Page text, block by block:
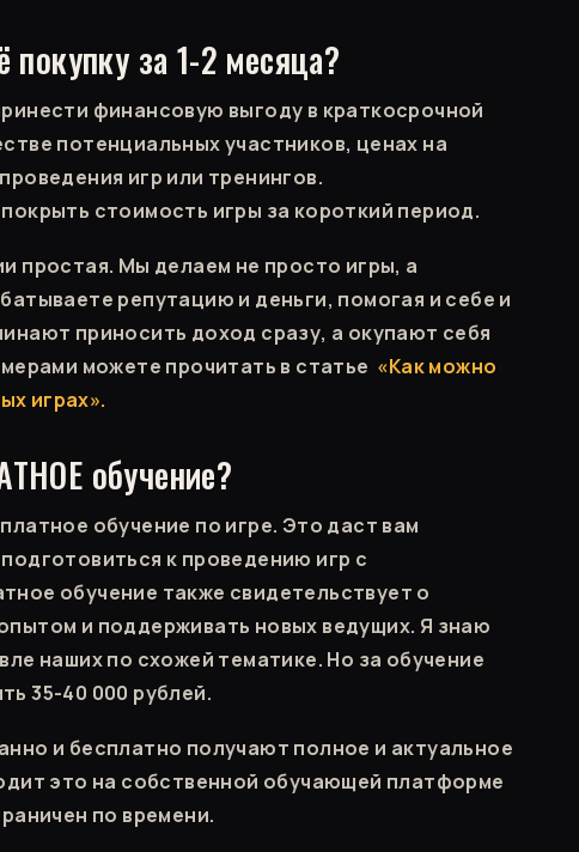
покупку за 1-2 месяца?
финансовую выгоду в краткосрочной
потенциальных участников, ценах на
игр или тренингов.
стоимость игры за короткий период.
простая. Мы делаем не просто игры, а
репутацию и деньги, помогая и себе и
приносить доход сразу, а окупают себя
можете прочитать в статье «Как можно
играх».
обучение?
обучение по игре. Это даст вам
к проведению игр с
обучение также свидетельствует о
и поддерживать новых ведущих. Я знаю
наших по схожей тематике. Но за обучение
35-40 000 рублей.
и бесплатно получают полное и актуальное
это на собственной обучающей платформе
по времени.